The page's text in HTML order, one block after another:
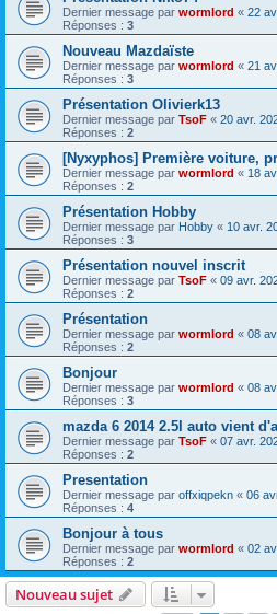
Dernier message par wormlord « 22
Réponses : 3
Nouveau Mazdaïste
Dernier message par wormlord « 21
Réponses : 3
Présentation Olivierk13
Dernier message par TsoF « 20 avr.
Réponses : 2
[Nyxyphos] Première voiture,
Dernier message par wormlord « 18
Réponses : 2
Présentation Hobby
Dernier message par Hobby « 10 avr.
Réponses : 3
Présentation nouvel inscrit
Dernier message par TsoF « 09 avr.
Réponses : 2
Présentation
Dernier message par wormlord « 08
Réponses : 2
Bonjour
Dernier message par wormlord « 08
Réponses : 3
mazda 6 2014 2.5l auto vient
Dernier message par TsoF « 07 avr.
Réponses : 2
Presentation
Dernier message par offxiqpekn « 06
Réponses : 4
Bonjour à tous
Dernier message par wormlord « 02
Réponses : 2
Nouveau sujet